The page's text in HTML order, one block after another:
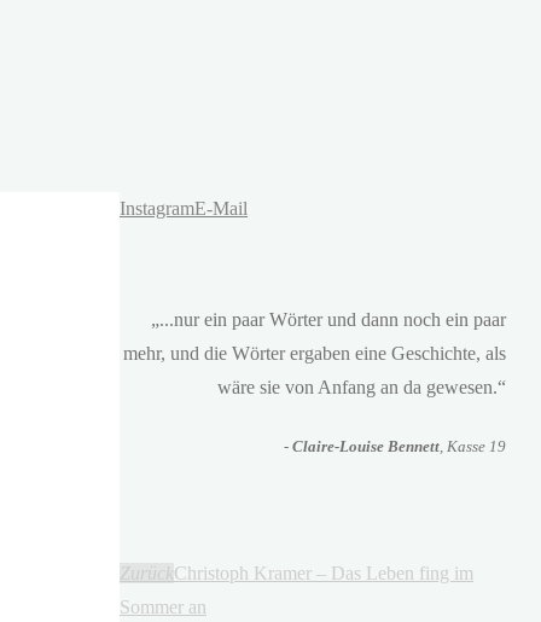
InstagramE-Mail
„...nur ein paar Wörter und dann noch ein paar
mehr, und die Wörter ergaben eine Geschichte, als
wäre sie von Anfang an da gewesen.“
- Claire-Louise Bennett, Kasse 19
ZurückChristoph Kramer – Das Leben fing im
Sommer an